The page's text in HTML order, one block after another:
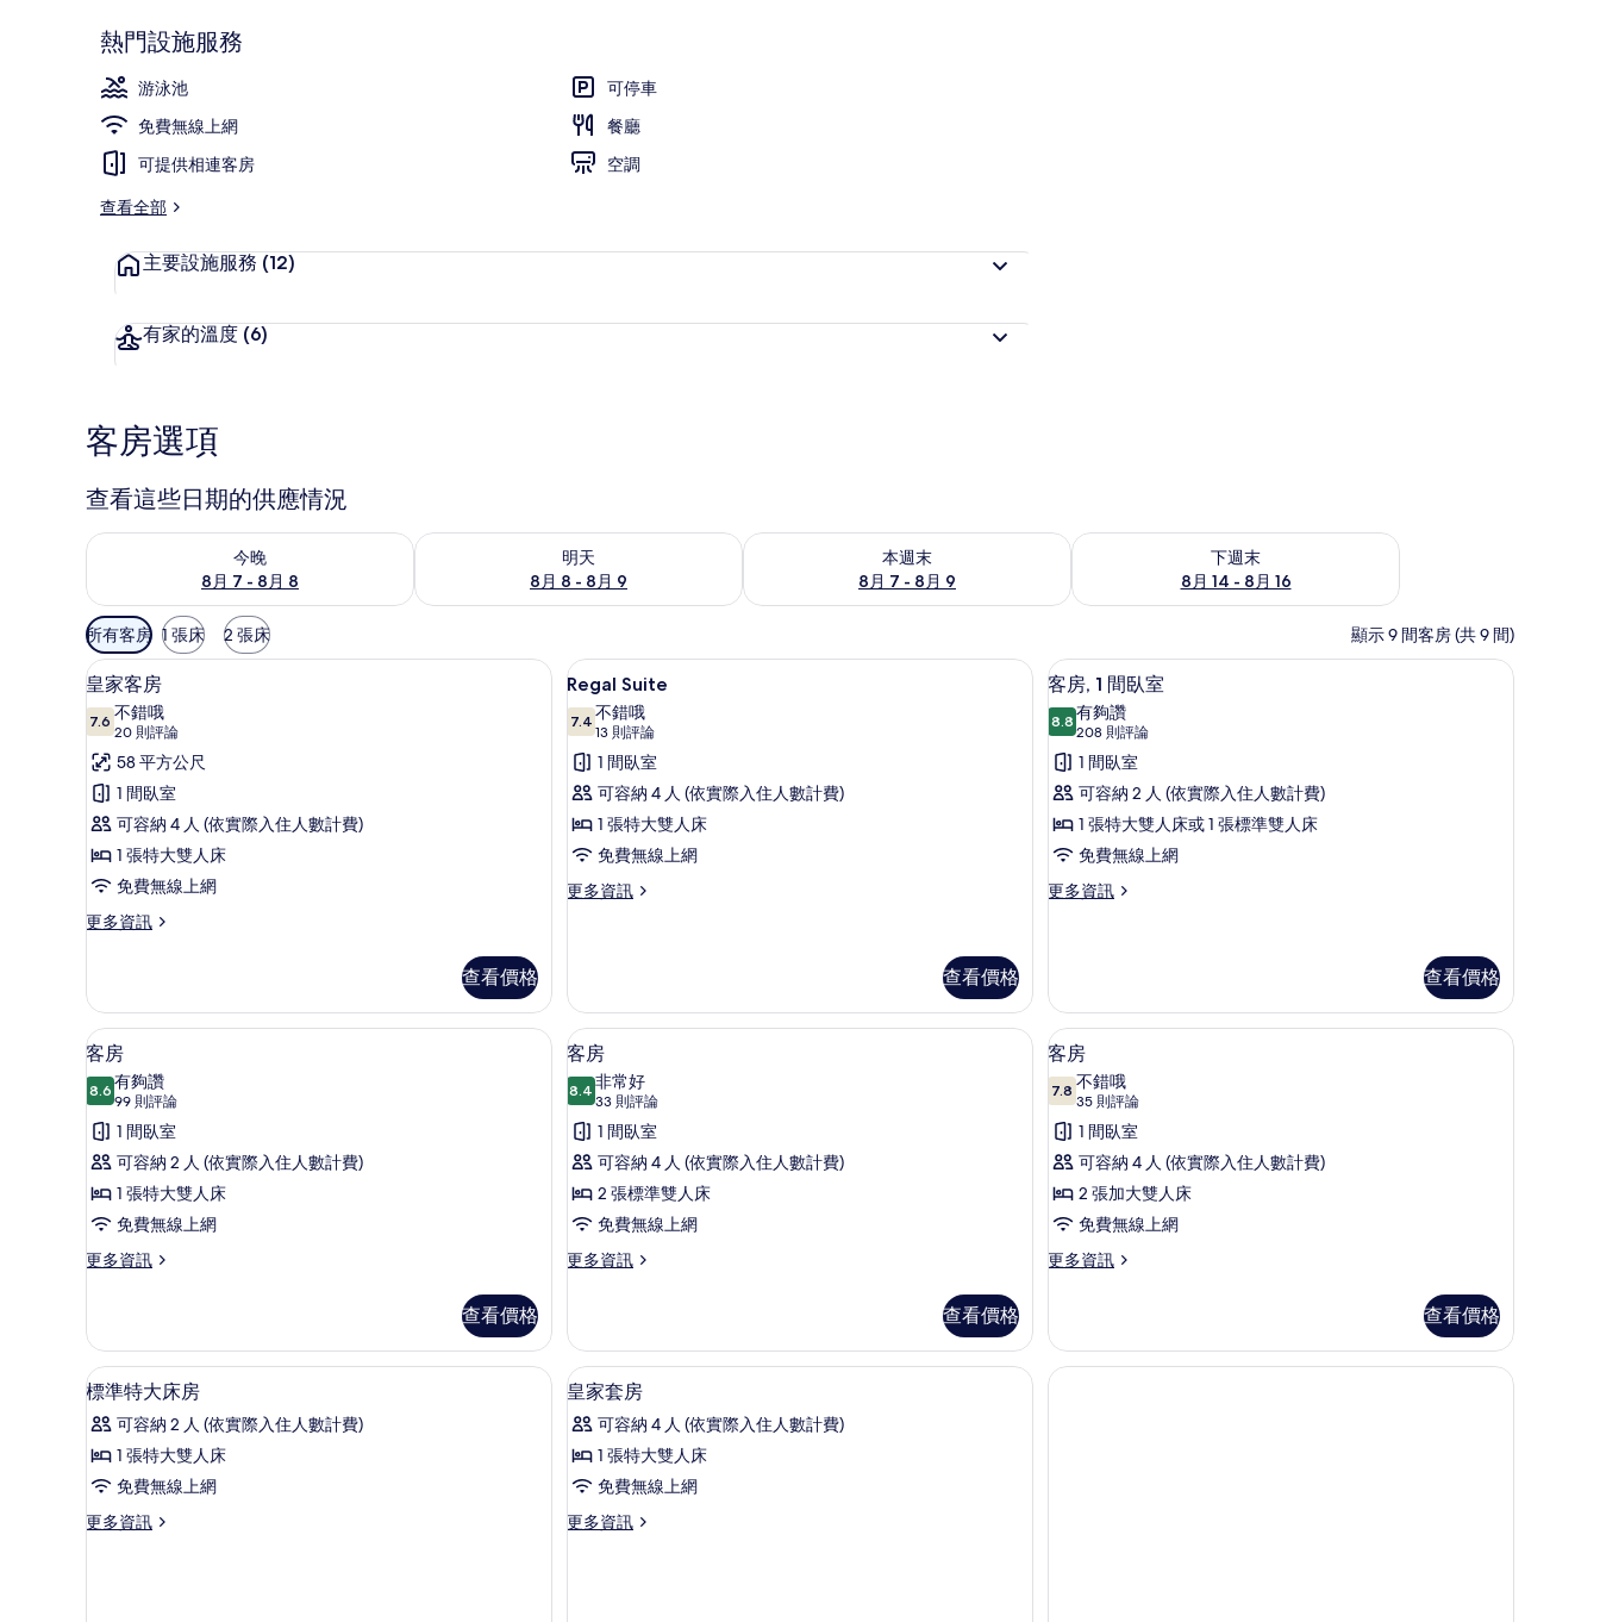
熱門設施服務
游泳池
可停車
免費無線上網
餐廳
可提供相連客房
空調
查看全部
主要設施服務 (12)
有家的溫度 (6)
客房選項
查看這些日期的供應情況
今晚
8月 7 - 8月 8
查看今晚 (8月 7 - 8月 8) 的供應情況
明天
8月 8 - 8月 9
查看明天 (8月 8 - 8月 9) 的供應情況
本週末
8月 7 - 8月 9
查看本週末 (8月 7 - 8月 9) 的供應情況
下週末
8月 14 - 8月 16
查看下週末 (8月 14 - 8月 16) 的供應情況
可
用
的
客
房
篩
選
條
件
所有客房 1 張床 2 張床 顯示 9 間客房 (共 9 間)
顯
示
皇
家
客
房
的
所
有
皇家客房 | 客房內保險箱、遮光布/窗簾、熨斗/熨衣板、免費無線上網
4
皇家客房
7.67.6 分，滿分 10 分
不錯哦
20 則評論
(20
則
評
論)
58 平方公尺
1 間臥室
可容納 4 人 (依實際入住人數計費)
1 張特大雙人床
免費無線上網
更多資訊
更
客
房
的
情
查看價格
顯
示
Regal
Suite
的
所
有
相
Regal Suite | 客房內保險箱、遮光布/窗簾、熨斗/熨衣板、免費無線上網
3
Regal Suite
7.47.4 分，滿分 10 分
不錯哦
13 則評論
(13
則
評
論)
1 間臥室
可容納 4 人 (依實際入住人數計費)
1 張特大雙人床
免費無線上網
更多資訊
更
詳
情
查看價格
顯
示
客
房,
1
間
臥
室
相
片
客房內保險箱、遮光布/窗簾、熨斗/熨衣板、
4
客房, 1 間臥室
8.88.8 分，滿分 10 分
有夠讚
208 則評論
(208
則
評
論)
1 間臥室
可容納 2 人 (依實際入住人數計費)
1 張特大雙人床或 1 張標準雙人床
免費無線上網
更多資訊
更
間
臥
室
的
詳
情
查看價格
顯
示
客
房
的
所
有
相
客房內保險箱、遮光布/窗簾、熨斗/熨衣板、免費無線上網
5
客房
8.68.6 分，滿分 10 分
有夠讚
99 則評論
(99
則
評
論)
1 間臥室
可容納 2 人 (依實際入住人數計費)
1 張特大雙人床
免費無線上網
更多資訊
更
的
詳
情
查看價格
顯
示
客
房
的
所
有
相
客房 | 客房內保險箱、遮光布/窗簾、熨斗/熨衣板、免費無線上網
5
客房
8.48.4 分，滿分 10 分
非常好
33 則評論
(33
則
評
論)
1 間臥室
可容納 4 人 (依實際入住人數計費)
2 張標準雙人床
免費無線上網
更多資訊
更
的
詳
情
查看價格
顯
示
客
房
的
所
有
相
客房內保險箱、遮光布/窗簾、熨斗/熨衣板、
4
客房
7.87.8 分，滿分 10 分
不錯哦
35 則評論
(35
則
評
論)
1 間臥室
可容納 4 人 (依實際入住人數計費)
2 張加大雙人床
免費無線上網
更多資訊
更
的
詳
情
查看價格
顯
示
標
準
大
客房內保險箱、遮光布/窗簾、熨斗/熨衣板、免費無線上網
6
標準特大床房
可容納 2 人 (依實際入住人數計費)
1 張特大雙人床
免費無線上網
更多資訊
更
顯
示
皇
家
房
浴室 | 免費盥洗用品、吹風機、毛巾
1
皇家套房
可容納 4 人 (依實際入住人數計費)
1 張特大雙人床
免費無線上網
更多資訊
更